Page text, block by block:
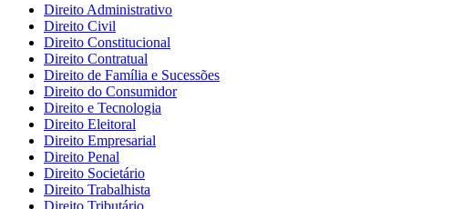
Direito Administrativo
Direito Civil
Direito Constitucional
Direito Contratual
Direito de Família e Sucessões
Direito do Consumidor
Direito e Tecnologia
Direito Eleitoral
Direito Empresarial
Direito Penal
Direito Societário
Direito Trabalhista
Direito Tributário